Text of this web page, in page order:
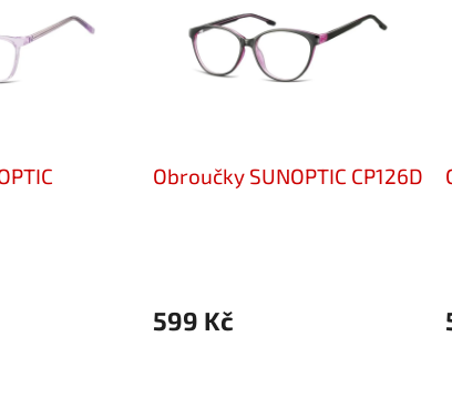
Obroučky SUNOPTIC CP126D
599 Kč